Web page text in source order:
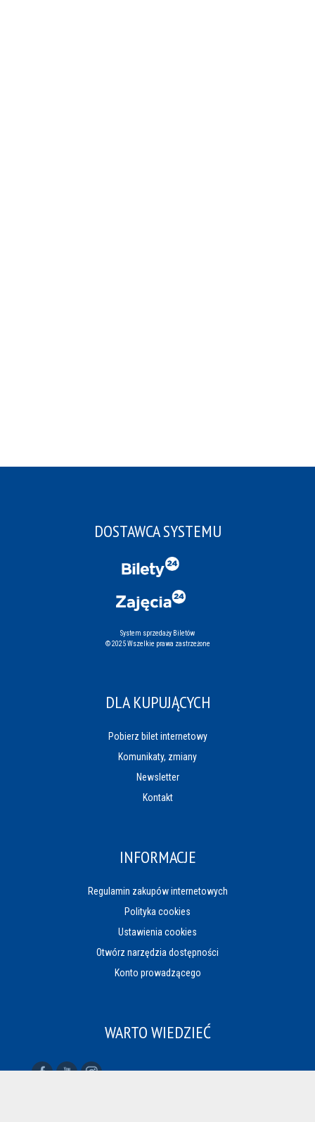
DOSTAWCA SYSTEMU
System sprzedaży Biletów
© 2025 Wszelkie prawa zastrzeżone
DLA KUPUJĄCYCH
Pobierz bilet internetowy
Komunikaty, zmiany
Newsletter
Kontakt
INFORMACJE
Regulamin zakupów internetowych
Polityka cookies
Ustawienia cookies
Otwórz narzędzia dostępności
Konto prowadzącego
WARTO WIEDZIEĆ